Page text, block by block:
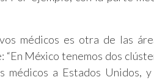
médicos es otra de las
México tenemos dos
médicos a Estados Unidos,